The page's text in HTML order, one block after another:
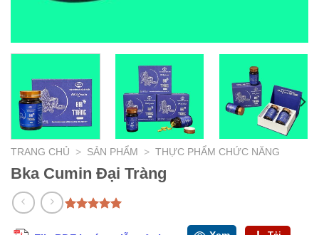
TRANG CHỦ > SẢN PHẨM > THỰC PHẨM CHỨC NĂNG
Bka Cumin Đại Tràng
dựa trên